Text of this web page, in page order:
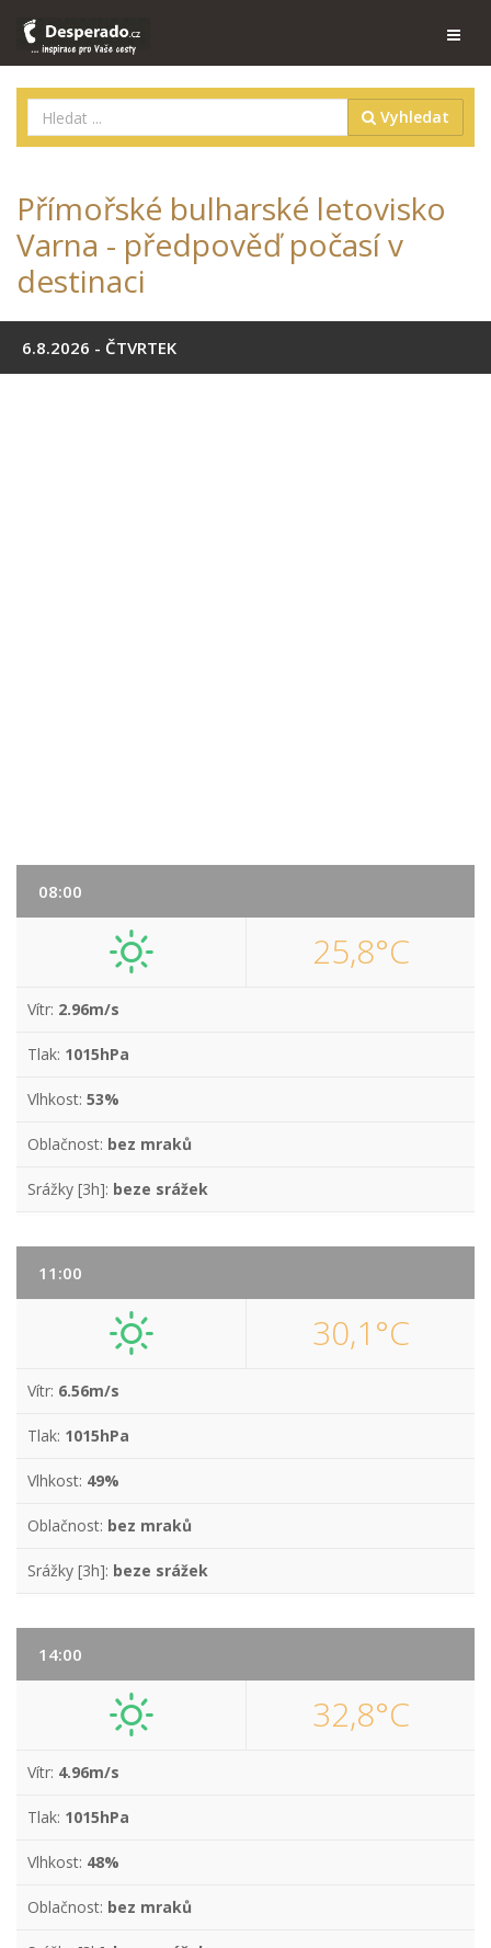
Vyhledat
Přímořské bulharské letovisko
Varna - předpověď počasí v
destinaci
6.8.2026 - ČTVRTEK
08:00
25,8°C
Vítr: 2.96m/s
Tlak: 1015hPa
Vlhkost: 53%
Oblačnost: bez mraků
Srážky [3h]: beze srážek
11:00
30,1°C
Vítr: 6.56m/s
Tlak: 1015hPa
Vlhkost: 49%
Oblačnost: bez mraků
Srážky [3h]: beze srážek
14:00
32,8°C
Vítr: 4.96m/s
Tlak: 1015hPa
Vlhkost: 48%
Oblačnost: bez mraků